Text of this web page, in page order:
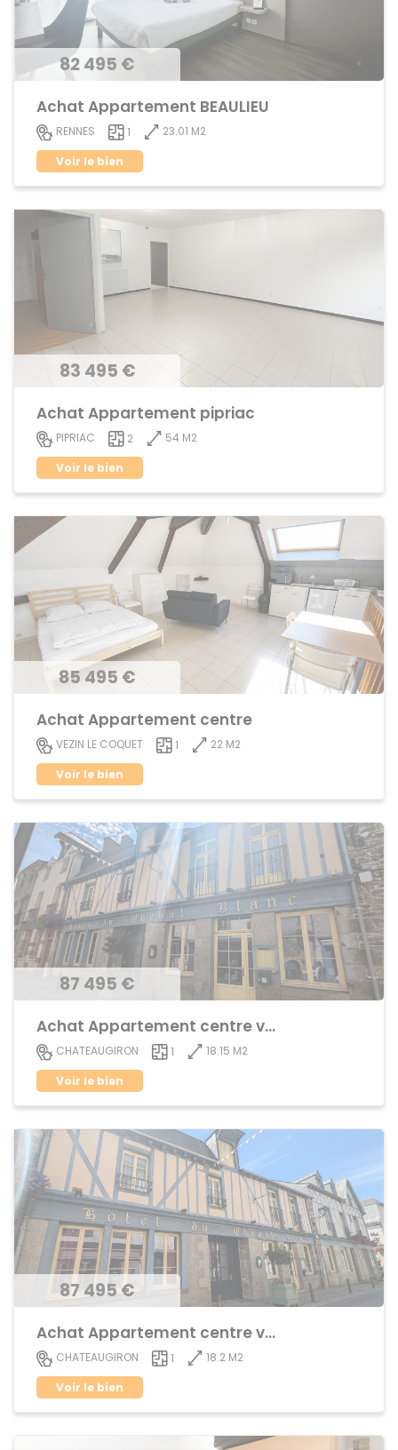
82 495 €
Achat Appartement BEAULIEU
RENNES 1
23.01 M2
Voir le bien
83 495 €
Achat Appartement pipriac
PIPRIAC 2
54 M2
Voir le bien
85 495 €
Achat Appartement centre
VEZIN LE COQUET 1
22 M2
Voir le bien
87 495 €
Achat Appartement centre ville
CHATEAUGIRON 1
18.15 M2
Voir le bien
87 495 €
Achat Appartement centre ville
CHATEAUGIRON 1
18.2 M2
Voir le bien